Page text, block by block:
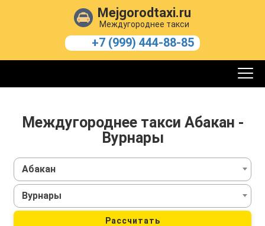
Mejgorodtaxi.ru
Междугороднее такси
+7 (999) 444-88-85
Междугороднее такси Абакан -
Вурнары
Абакан
Вурнары
Рассчитать